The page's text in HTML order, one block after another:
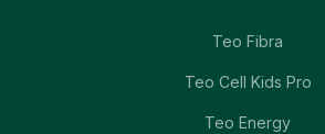
Teo Fibra
Teo Cell Kids Pro
Teo Energy